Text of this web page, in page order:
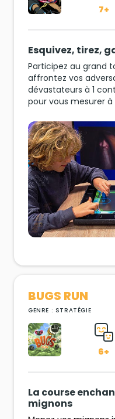
7+
Esquivez, tirez,
Participez au grand
affrontez vos
dévastateurs à 1
pour vous mesurer
BUGS RUN
GENRE : STRATÉGIE
6+
La course
mignons